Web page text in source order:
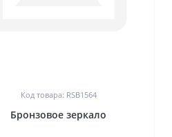
Код товара: RSB1564
Бронзовое зеркало